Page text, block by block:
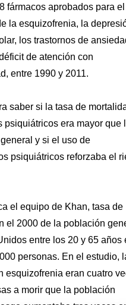
fármacos aprobados para el
la esquizofrenia, la
los trastornos de
de atención con
entre 1990 y 2011.
saber si la tasa de
psiquiátricos era mayor que
y si el uso de
psiquiátricos reforzaba el
el equipo de Khan, tasa de
el 2000 de la población
entre los 20 y 65 años
personas. En el estudio,
esquizofrenia eran cuatro
a morir que la población